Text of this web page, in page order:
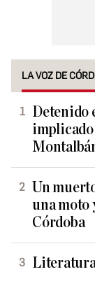
LA VOZ DE
Detenido
implicado
Un
una moto
Córdoba